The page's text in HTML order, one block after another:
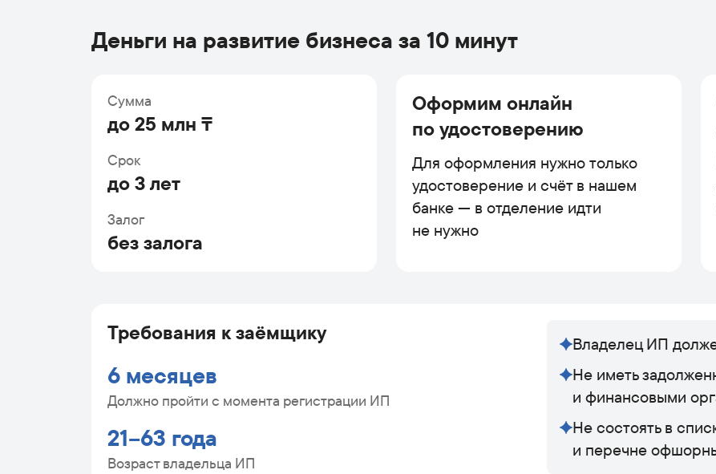
Деньги на развитие бизнеса за 10 минут
Сумма
до 25 млн ₸
Срок
до 3 лет
Залог
без залога
Оформим онлайн
по удостоверению
Для оформления нужно только
удостоверение и счёт в нашем
банке — в отделение идти
не нужно
Требования к заёмщику
Должно пройти с момента регистрации ИП
6 месяцев
Возраст владельца ИП
21–63 года
Владелец ИП
Не иметь
и финансовыми
Не состоять в
и перечне